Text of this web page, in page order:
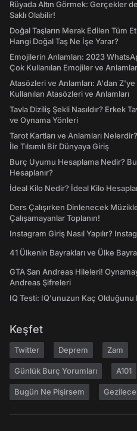
Rüyada Altın Görmek: Gerçekler
Saklı Olabilir!
Doğal Taşların Merak Edilen Tüm
Hangi Doğal Taş Ne İşe Yarar?
Emojilerin Anlamları: 2023
Çok Kullanılan Emojiler ve
Atasözleri ve Anlamları: A'dan Z'ye
Kullanılan Atasözleri ve Anlamları
Tavla Diziliş Şekli Nasıldır? Erkek
ve Oynama Yönleri
Tarot Kartları ve Anlamları
İle Tılsımlı Bir Dünyaya Giriş
Burç Uyumu Hesaplama Nedir?
Hesaplanır?
İdeal Kilo Nedir? İdeal Kilo
Ders Çalışırken Dinlenecek
Çalışamayanlar Toplanın!
Instagram Giriş Nasıl Yapılır?
41 Ülkenin Bayrakları ve Ülke
GTA San Andreas Hileleri!
Andreas Şifreleri
IQ Testi: IQ'unuzun Kaç Olduğunu
Keşfet
Twitter Deprem Zam
Günlük Burç Yorumları A101
Bugün Ne Pişirsem